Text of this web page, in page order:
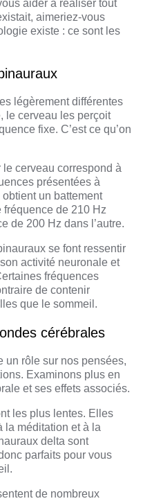
aider à réaliser tout
aimeriez-vous
existe : ce sont les
légèrement différentes
le cerveau les perçoit
fixe. C’est ce qu’on
cerveau correspond à
présentées à
un battement
de 210 Hz
de 200 Hz dans l’autre.
se font ressentir
activité neuronale et
fréquences
de contenir
que le sommeil.
cérébrales
un rôle sur nos pensées,
Examinons plus en
et ses effets associés.
les plus lentes. Elles
la méditation et à la
delta sont
parfaits pour vous
de nombreux